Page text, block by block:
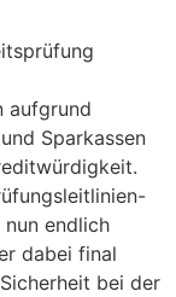
aufgrund
Sparkassen
endlich
dabei final
bei der